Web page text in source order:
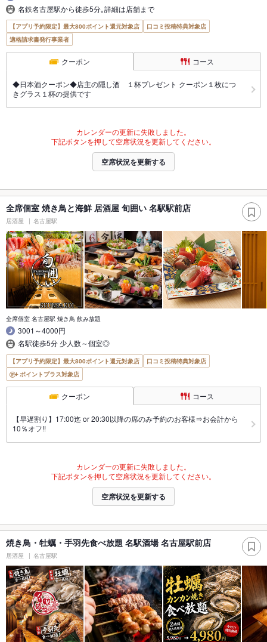
名鉄名古屋駅から徒歩5分｡詳細は店舗まで
【アプリ予約限定】最大800ポイント還元対象店
口コミ投稿特典対象店
適格請求書発行事業者
クーポン コース
◆日本酒クーポン◆店主の隠し酒 １杯プレゼント クーポン１枚につ
きグラス１杯の提供です
カレンダーの更新に失敗しました。
下記ボタンを押して空席状況を更新してください。
空席状況を更新する
全席個室 焼き鳥と海鮮 居酒屋 旬囲い 名駅駅前店
居酒屋 名古屋駅
全席個室 名古屋駅 焼き鳥 飲み放題
3001～4000円
名駅徒歩5分 少人数～個室◎
【アプリ予約限定】最大800ポイント還元対象店
口コミ投稿特典対象店
ポイントプラス対象店
クーポン コース
【早遅割り】17:00迄 or 20:30以降の席のみ予約のお客様⇒お会計から
10％オフ!!
カレンダーの更新に失敗しました。
下記ボタンを押して空席状況を更新してください。
空席状況を更新する
焼き鳥・牡蠣・手羽先食べ放題 名駅酒場 名古屋駅前店
居酒屋 名古屋駅